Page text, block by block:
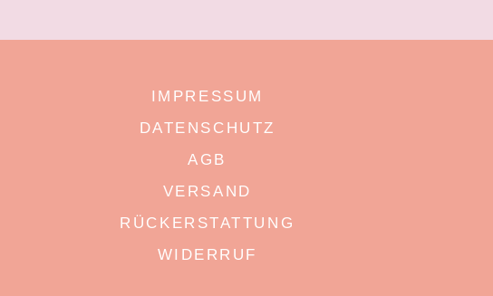
IMPRESSUM
DATENSCHUTZ
AGB
VERSAND
RÜCKERSTATTUNG
WIDERRUF